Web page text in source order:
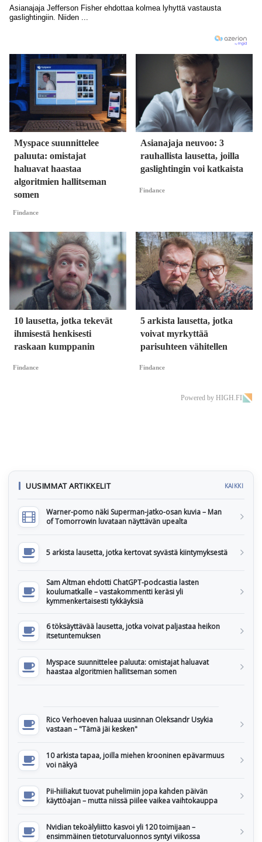
Myspace suunnittelee
paluuta: omistajat
haluavat haastaa
algoritmien hallitseman
somen
Findance
Asianajaja neuvoo: 3
rauhallista lausetta, joilla
gaslightingin voi katkaista
Findance
10 lausetta, jotka tekevät
ihmisestä henkisesti
raskaan kumppanin
Findance
5 arkista lausetta, jotka
voivat myrkyttää
parisuhteen vähitellen
Findance
Powered by HIGH.FI
UUSIMMAT ARTIKKELIT KAIKKI
Warner-pomo näki Superman-jatko-osan kuvia – Man
of Tomorrowin luvataan näyttävän upealta
5 arkista lausetta, jotka kertovat syvästä kiintymyksestä
Sam Altman ehdotti ChatGPT-podcastia lasten
koulumatkalle – vastakommentti keräsi yli
kymmenkertaisesti tykkäyksiä
6 töksäyttävää lausetta, jotka voivat paljastaa heikon
itsetuntemuksen
Myspace suunnittelee paluuta: omistajat haluavat
haastaa algoritmien hallitseman somen
Rico Verhoeven haluaa uusinnan Oleksandr Usykia
vastaan – "Tämä jäi kesken"
10 arkista tapaa, joilla miehen krooninen epävarmuus
voi näkyä
Pii-hiiliakut tuovat puhelimiin jopa kahden päivän
käyttöajan – mutta niissä piilee vaikea vaihtokauppa
Nvidian tekoälyliitto kasvoi yli 120 toimijaan –
ensimmäinen tietoturvaluonnos syntyi viikossa